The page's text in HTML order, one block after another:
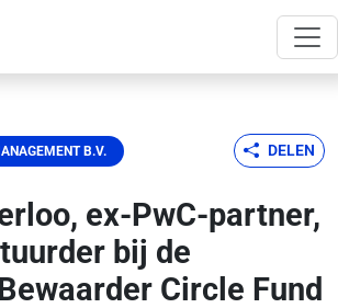
B.V. DELEN
ex-PwC-partner,
bij de
Circle Fund